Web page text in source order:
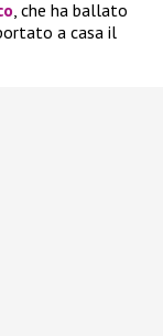
, che ha ballato
a casa il